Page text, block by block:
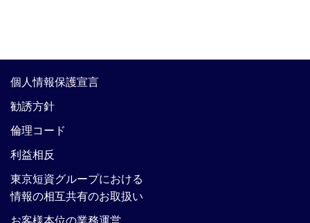
個人情報保護宣言
勧誘方針
倫理コード
利益相反
東京短資グループにおける
情報の相互共有のお取扱い
お客様本位の業務運営